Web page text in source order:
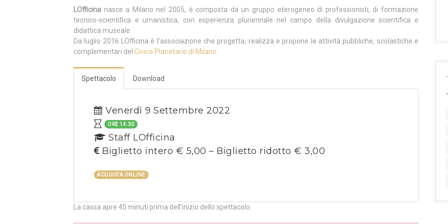
LOfficina nasce a Milano nel 2005, è composta da un gruppo eterogeneo di professionisti, di formazione
tecnico-scientifica e umanistica, con esperienza pluriennale nel campo della divulgazione scientifica e
didattica museale.
Da luglio 2016 LOfficina è l’associazione che progetta, realizza e propone le attività pubbliche, scolastiche e
complementari del Civico Planetario di Milano.
Spettacolo Download
Venerdì 9 Settembre 2022
ORE 14.30
Staff LOfficina
Biglietto intero € 5,00 – Biglietto ridotto € 3,00
ACQUISTA ONLINE
La cassa apre 45 minuti prima dell’inizio dello spettacolo.